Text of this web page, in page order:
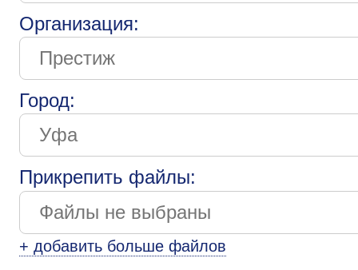
Организация:
Город:
Прикрепить файлы:
+ добавить больше файлов